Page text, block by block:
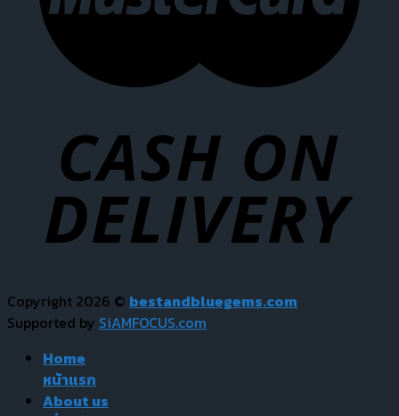
Copyright 2026 © bestandbluegems.com
Supported by SiAMFOCUS.com
Home
หน้าแรก
About us